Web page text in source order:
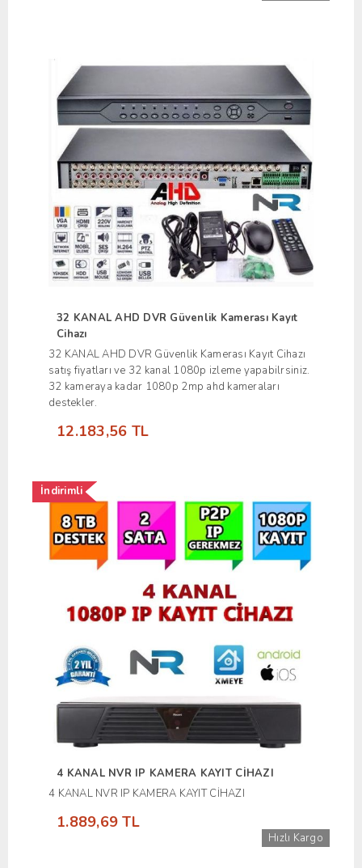
32 KANAL AHD DVR Güvenlik Kamerası Kayıt
Cihazı
32 KANAL AHD DVR Güvenlik Kamerası Kayıt Cihazı
satış fiyatları ve 32 kanal 1080p izleme yapabilrsiniz.
32 kameraya kadar 1080p 2mp ahd kameraları
destekler.
12.183,56 TL
4 KANAL NVR IP KAMERA KAYIT CİHAZI
4 KANAL NVR IP KAMERA KAYIT CİHAZI
1.889,69 TL
İndirimli
Hızlı Kargo